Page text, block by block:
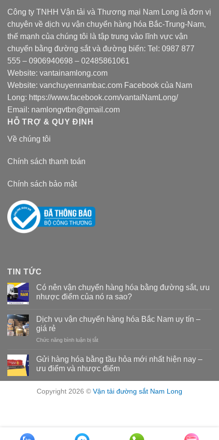
Công ty TNHH Vận tải và Thương mại Nam Long là đơn vị
chuyên về dịch vụ vận chuyển hàng hóa Bắc-Trung-Nam,
thế mạnh của chúng tôi là tập trung vào lĩnh vực vận
chuyển bằng đường sắt và đường biển: Tel: 0987 877
555 – 0906940698 – 02485861061
Website: vantainamlong.com
Website: vanchuyennambac.com Facebook của Nam
Long: https://www.facebook.com/vantaiNamLong/
Email: namlongvtbn@gmail.com
HỖ TRỢ & QUY ĐỊNH
Về chúng tôi
Chính sách thanh toán
Chính sách bảo mật
TIN TỨC
Có nên vận chuyển hàng hóa bằng đường sắt, ưu
nhược điểm của nó ra sao?
Dịch vụ vận chuyển hàng hóa Bắc Nam uy tín –
giá rẻ
Chức năng bình luận bị tắt
vụ
vận
hàng
hóa
Gửi hàng hóa bằng tầu hỏa mới nhất hiện nay –
ưu điểm và nhược điểm
Copyright 2026 © Vận tải đường sắt Nam Long